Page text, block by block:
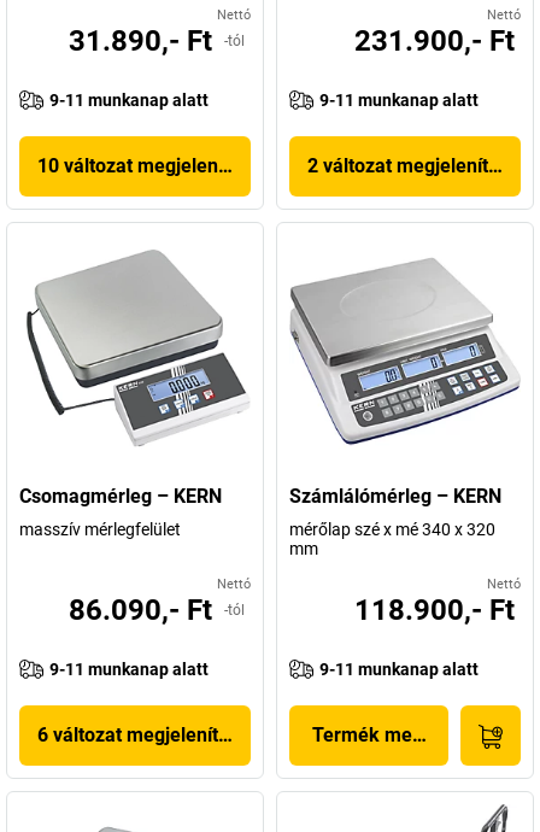
Nettó
31.890,- Ft -tól
9-11 munkanap alatt
10 változat megjelenítése
Nettó
231.900,- Ft
9-11 munkanap alatt
2 változat megjelenítése
Csomagmérleg – KERN
masszív mérlegfelület
Nettó
86.090,- Ft -tól
9-11 munkanap alatt
6 változat megjelenítése
Számlálómérleg – KERN
mérőlap szé x mé 340 x 320
mm
Nettó
118.900,- Ft
9-11 munkanap alatt
Termék megjelenítése